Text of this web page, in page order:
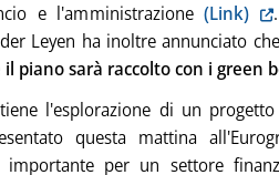
e l'amministrazione(Link)
Leyen ha inoltre annunciato
piano sarà raccolto con i green
l'esplorazione di un
questa mattina
importante per un settore